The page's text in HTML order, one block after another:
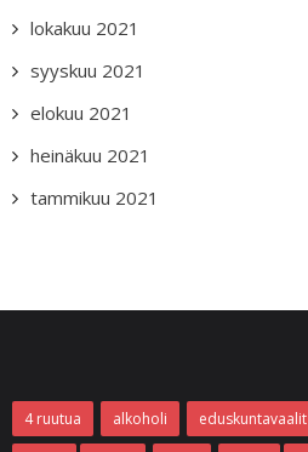
lokakuu 2021
syyskuu 2021
elokuu 2021
heinäkuu 2021
tammikuu 2021
4 ruutua alkoholi eduskuntavaalit